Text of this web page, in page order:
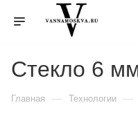
Стекло 6
Главная — Технологии —